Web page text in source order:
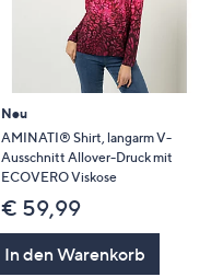
Neu
AMINATI® Shirt, langarm V-
Ausschnitt Allover-Druck mit
ECOVERO Viskose
€ 59,99
In den Warenkorb